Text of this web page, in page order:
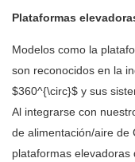
Plataformas
Modelos como la
son reconocidos en la
$360^{\circ}$ y sus
Al integrarse con
de alimentación/aire de
plataformas